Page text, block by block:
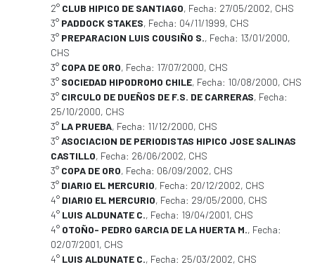
2° CLUB HIPICO DE SANTIAGO, Fecha: 27/05/2002, CHS
3° PADDOCK STAKES, Fecha: 04/11/1999, CHS
3° PREPARACION LUIS COUSIÑO S., Fecha: 13/01/2000,
CHS
3° COPA DE ORO, Fecha: 17/07/2000, CHS
3° SOCIEDAD HIPODROMO CHILE, Fecha: 10/08/2000, CHS
3° CIRCULO DE DUEÑOS DE F.S. DE CARRERAS, Fecha:
25/10/2000, CHS
3° LA PRUEBA, Fecha: 11/12/2000, CHS
3°ASOCIACION DE PERIODISTAS HIPICO JOSE SALINAS
CASTILLO, Fecha: 26/06/2002, CHS
3° COPA DE ORO, Fecha: 06/09/2002, CHS
3° DIARIO EL MERCURIO, Fecha: 20/12/2002, CHS
4° DIARIO EL MERCURIO, Fecha: 29/05/2000, CHS
4° LUIS ALDUNATE C., Fecha: 19/04/2001, CHS
4° OTOÑO- PEDRO GARCIA DE LA HUERTA M., Fecha:
02/07/2001, CHS
4° LUIS ALDUNATE C., Fecha: 25/03/2002, CHS